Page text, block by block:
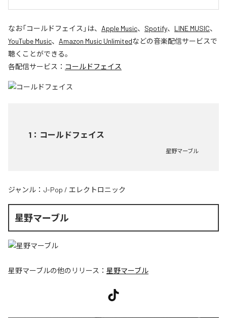
なお「コールドフェイス 」は、 Apple Music、 Spotify、 LINE MUSIC、
YouTube Music、 Amazon Music Unlimitedなどの音楽配信サービスで
聴くことができる。
各配信サービス： コールドフェイス
1 ： コールドフェイス
星野マーブル
ジャンル： J-Pop / エレクトロニック
星野マーブル
星野マーブルの他のリリース： 星野マーブル